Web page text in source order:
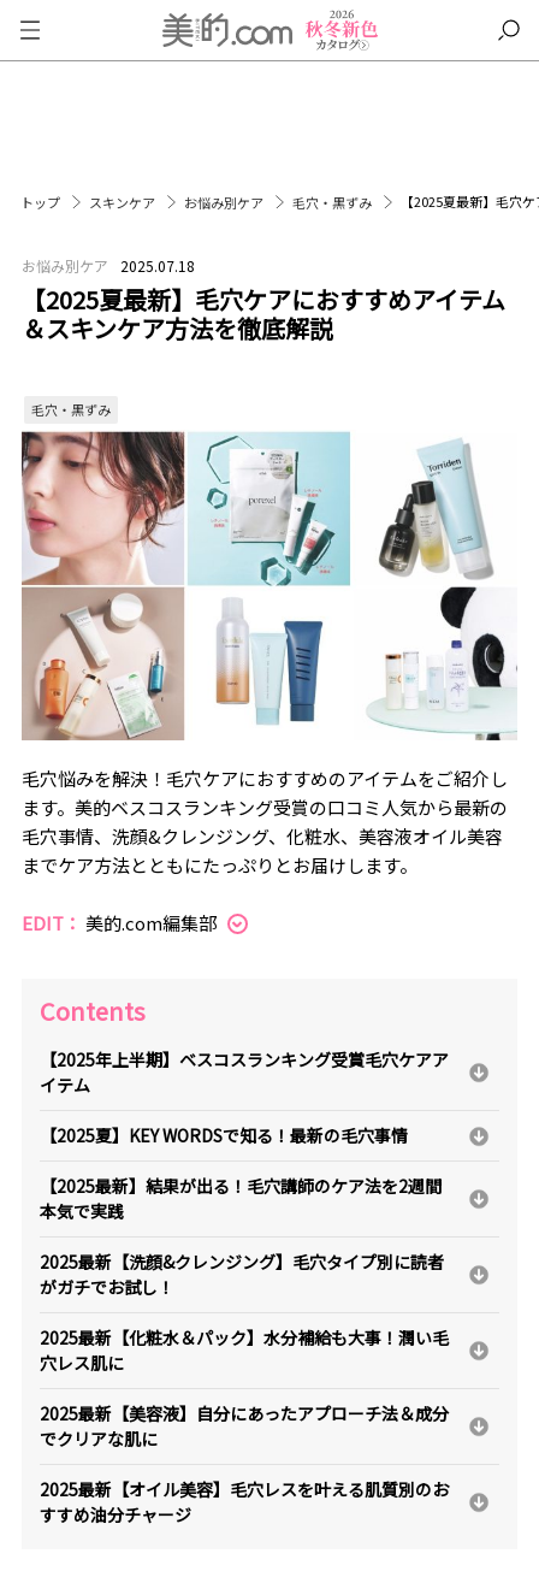
トップ スキンケア お悩み別ケア 毛穴・黒ずみ 【2025夏最新】毛穴
お悩み別ケア 2025.07.18
【2025夏最新】毛穴ケアにおすすめアイテム
＆スキンケア方法を徹底解説
毛穴・黒ずみ
毛穴悩みを解決！毛穴ケアにおすすめのアイテムをご紹介し
ます。美的ベスコスランキング受賞の口コミ人気から最新の
毛穴事情、洗顔&クレンジング、化粧水、美容液オイル美容
までケア方法とともにたっぷりとお届けします。
EDIT： 美的.com編集部
Contents
【2025年上半期】ベスコスランキング受賞毛穴ケアア
イテム
【2025夏】KEY WORDSで知る！最新の毛穴事情
【2025最新】結果が出る！毛穴講師のケア法を2週間
本気で実践
2025最新【洗顔&クレンジング】毛穴タイプ別に読者
がガチでお試し！
2025最新【化粧水＆パック】水分補給も大事！潤い毛
穴レス肌に
2025最新【美容液】自分にあったアプローチ法＆成分
でクリアな肌に
2025最新【オイル美容】毛穴レスを叶える肌質別のお
すすめ油分チャージ